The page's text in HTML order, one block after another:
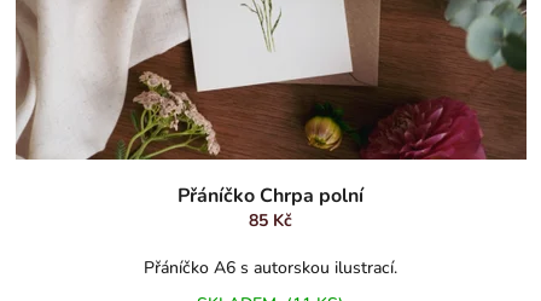
Přáníčko Chrpa polní
85 Kč
Přáníčko A6 s autorskou ilustrací.